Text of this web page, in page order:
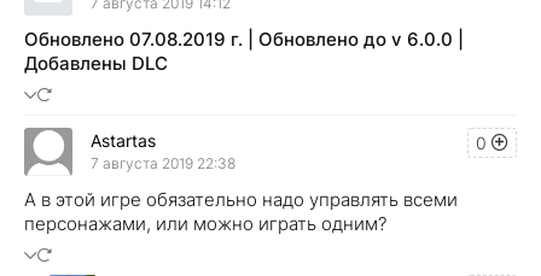
Обновлено 07.08.2019 г. | Обновлено до v 6.0.0 |
Добавлены DLC
0
Astartas
7 августа 2019 22:38
А в этой игре обязательно надо управлять всеми
персонажами, или можно играть одним?